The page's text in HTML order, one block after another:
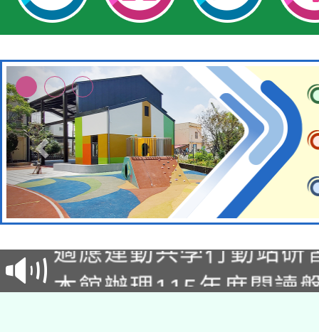
本校115學年度第2次
招甄選結果公告(無人
招)
本館辦理115年度閱讀